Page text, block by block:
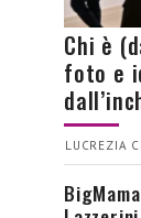
Chi è
foto e
LUCREZIA